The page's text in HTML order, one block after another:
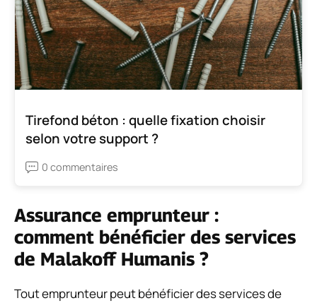
Tirefond béton : quelle fixation choisir
selon votre support ?
0 commentaires
Assurance emprunteur :
comment bénéficier des services
de Malakoff Humanis ?
Tout emprunteur peut bénéficier des services de